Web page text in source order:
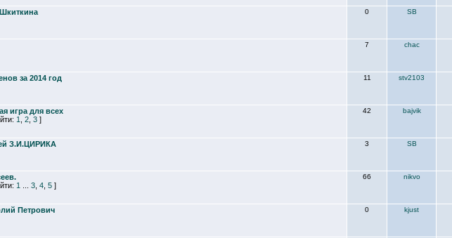
0 SB
7 chac
за 2014 год 11 stv2103
игра для всех
1 2 3 ]
42 bajvik
З.И.ЦИРИКА 3 SB
1 3 4 5 ]
66 nikvo
Петрович 0 kjust